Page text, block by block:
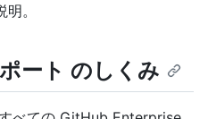
。
ート のしくみ